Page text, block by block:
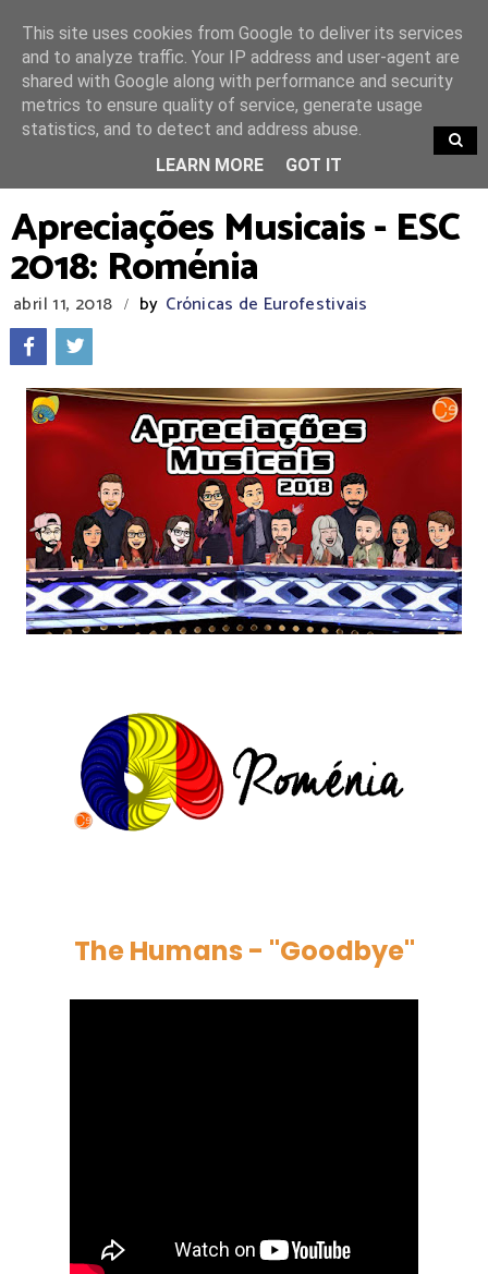
TRENDING
Apreciações Musicais - ESC
2018: Roménia
abril 11, 2018 / by Crónicas de Eurofestivais
The Humans - "Goodbye"
This site uses cookies from Google to deliver its services
and to analyze traffic. Your IP address and user-agent are
shared with Google along with performance and security
metrics to ensure quality of service, generate usage
statistics, and to detect and address abuse.
LEARN MORE
GOT IT